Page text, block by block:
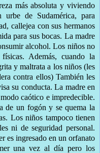
más absoluta y viviendo
de Sudamérica, para
callejea con sus hermanos
para sus bocas. La madre
alcohol. Los niños no
Además, cuando la
y maltrata a los niños (les
contra ellos) También les
su conducta. La madre en
caótico e impredecible.
de un fogón y se quema la
Los niños tampoco tienen
ni de seguridad personal.
es ingresado en un orfanato
una vez al día pero los